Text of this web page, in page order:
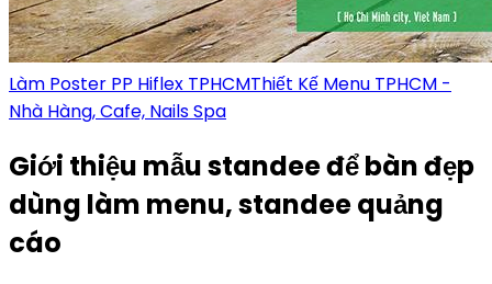
Làm Poster PP Hiflex TPHCMThiết Kế Menu TPHCM -
Nhà Hàng, Cafe, Nails Spa
Giới thiệu mẫu standee để bàn đẹp
dùng làm menu, standee quảng
cáo